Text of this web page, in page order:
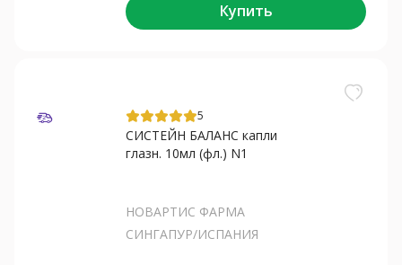
Купить
5
СИСТЕЙН БАЛАНС капли
глазн. 10мл (фл.) N1
НОВАРТИС ФАРМА
СИНГАПУР/ИСПАНИЯ